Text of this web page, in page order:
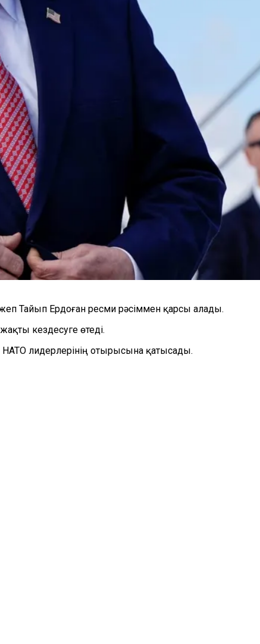
Тайып Ердоған ресми рәсіммен қарсы алады.
кездесуге өтеді.
НАТО лидерлерінің отырысына қатысады.